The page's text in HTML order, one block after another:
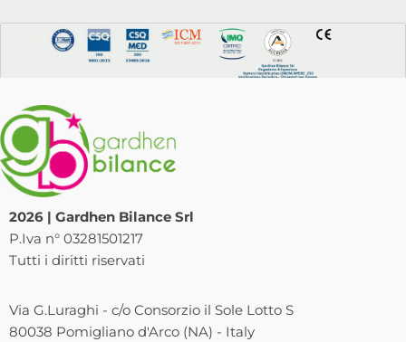
2026 | Gardhen Bilance Srl
P.Iva n° 03281501217
Tutti i diritti riservati
Via G.Luraghi - c/o Consorzio il Sole Lotto S
80038 Pomigliano d'Arco (NA) - Italy